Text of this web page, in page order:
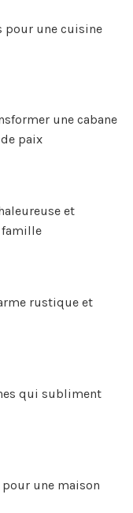
pour une cuisine
une cabane
paix
et
rustique et
qui subliment
pour une maison